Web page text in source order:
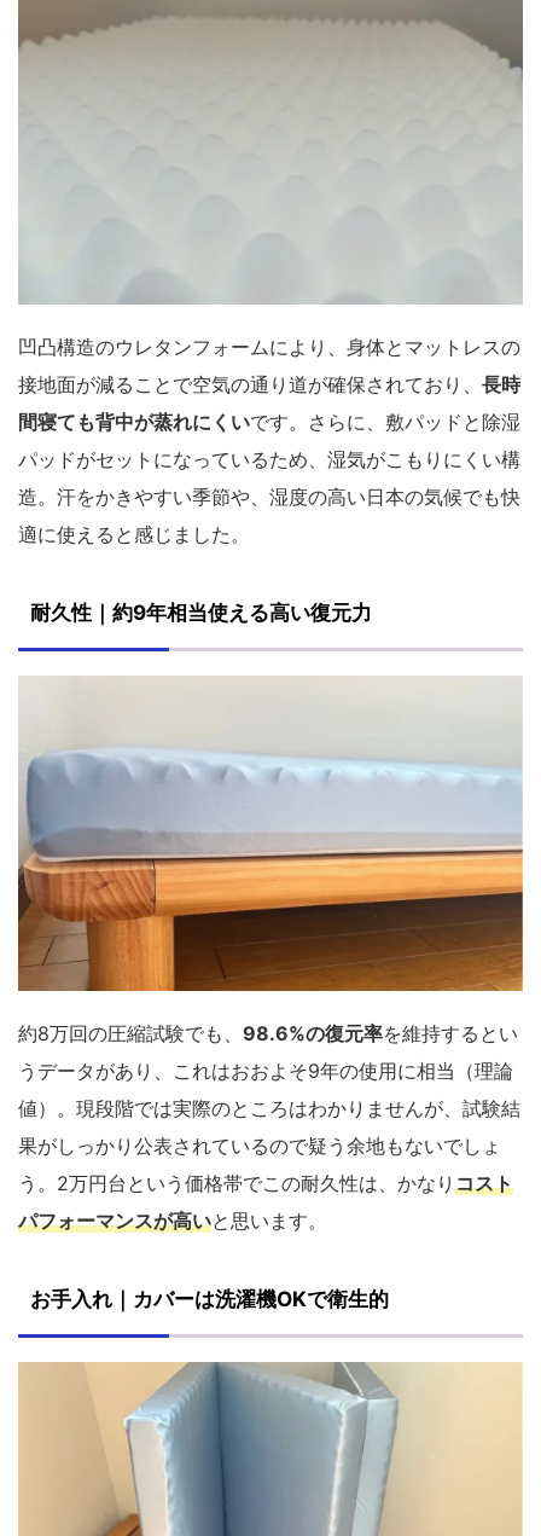
凹凸構造のウレタンフォームにより、身体とマットレスの
接地面が減ることで空気の通り道が確保されており、 長時
間寝ても背中が蒸れにくいです。さらに、敷パッドと除湿
パッドがセットになっているため、湿気がこもりにくい構
造。汗をかきやすい季節や、湿度の高い日本の気候でも快
適に使えると感じました。
耐久性｜約9年相当使える高い復元力
約8万回の圧縮試験でも、 98.6%の復元率を維持するとい
うデータがあり、これはおおよそ9年の使用に相当（理論
値）。現段階では実際のところはわかりませんが、試験結
果がしっかり公表されているので疑う余地もないでしょ
う。2万円台という価格帯でこの耐久性は、かなり コスト
パフォーマンスが高いと思います。
お手入れ｜カバーは洗濯機OKで衛生的